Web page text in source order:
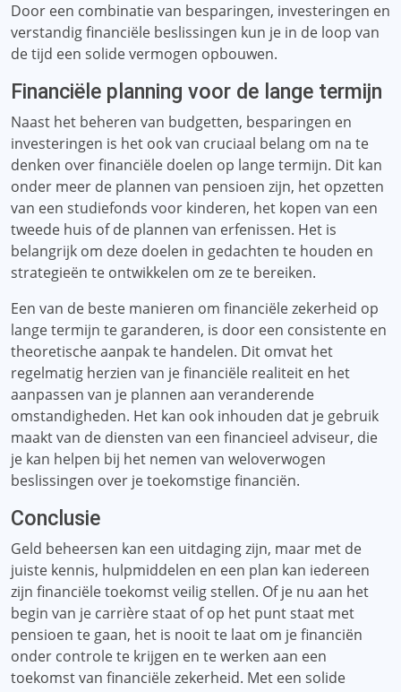
Door een combinatie van besparingen, investeringen en
verstandig financiële beslissingen kun je in de loop van
de tijd een solide vermogen opbouwen.
Financiële planning voor de lange termijn
Naast het beheren van budgetten, besparingen en
investeringen is het ook van cruciaal belang om na te
denken over financiële doelen op lange termijn. Dit kan
onder meer de plannen van pensioen zijn, het opzetten
van een studiefonds voor kinderen, het kopen van een
tweede huis of de plannen van erfenissen. Het is
belangrijk om deze doelen in gedachten te houden en
strategieën te ontwikkelen om ze te bereiken.
Een van de beste manieren om financiële zekerheid op
lange termijn te garanderen, is door een consistente en
theoretische aanpak te handelen. Dit omvat het
regelmatig herzien van je financiële realiteit en het
aanpassen van je plannen aan veranderende
omstandigheden. Het kan ook inhouden dat je gebruik
maakt van de diensten van een financieel adviseur, die
je kan helpen bij het nemen van weloverwogen
beslissingen over je toekomstige financiën.
Conclusie
Geld beheersen kan een uitdaging zijn, maar met de
juiste kennis, hulpmiddelen en een plan kan iedereen
zijn financiële toekomst veilig stellen. Of je nu aan het
begin van je carrière staat of op het punt staat met
pensioen te gaan, het is nooit te laat om je financiën
onder controle te krijgen en te werken aan een
toekomst van financiële zekerheid. Met een solide